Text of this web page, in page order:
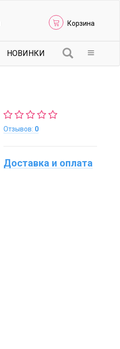
Корзина
НОВИНКИ
Отзывов: 0
Доставка и оплата